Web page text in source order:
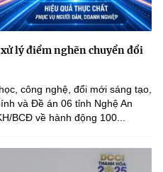
lý điểm nghẽn chuyển đổi
công nghệ, đổi mới sáng tạo,
và Đề án 06 tỉnh Nghệ An
BCĐ về hành động 100...